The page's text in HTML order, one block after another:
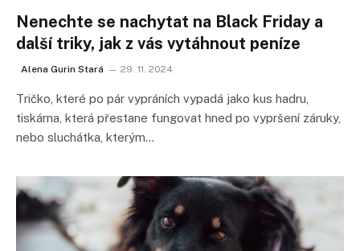
Nenechte se nachytat na Black Friday a
další triky, jak z vás vytáhnout peníze
Alena Gurin Stará 29. 11. 2024
Tričko, které po pár vypráních vypadá jako kus hadru,
tiskárna, která přestane fungovat hned po vypršení záruky,
nebo sluchátka, kterým…